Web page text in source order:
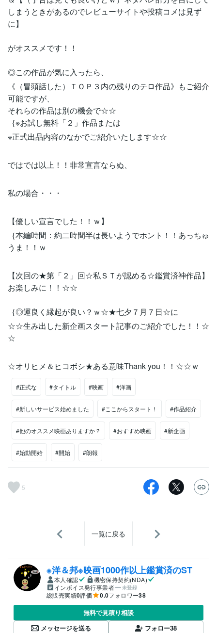
しまうときがあるのでレビューサイトや投稿コメは見ず
に】
がオススメです！！
◎この作品が気に入ったら、
《（冒頭話した）ＴＯＰ３内の残りのテロ作品》もご紹介
可能ですが、
それらの作品は別の機会で☆☆
｛※お試し無料「２」作品または
※正式出品内容のなかでご紹介いたします☆☆
ではでは以上！！非常宣言ならぬ、
私の場合・・・
【優しい宣言でした！！ｗ】
｛本編時間：約二時間半は長いようでホント！！あっちゅ
うま！！ｗ
【次回の★第「２」回☆私ＳＴが認める☆鑑賞済神作品】
お楽しみに！！☆☆
｛◎運良く縁起が良い？ｗ☆★七夕７月７日☆に
☆☆生み出した新企画スタート記事のご紹介でした！！☆
☆
☆オリヒメ＆ヒコボシ★ある意味Thank you！！☆☆ｗ
#正式な #タイトル #映画 #洋画
#新しいサービス始めました #ここからスタート！ #作品紹介
#他のオススメ映画ありますか？ #おすすめ映画 #新企画
#始動開始 #開始 #朗報
5
一覧に戻る
※洋＆邦※映画1000作以上鑑賞済のST
本人確認
機密保持契約(NDA)
インボイス発行事業者
未登録
総販売実績0評価 0.0フォロワー38
無料で見積り相談
メッセージを送る
フォロー38